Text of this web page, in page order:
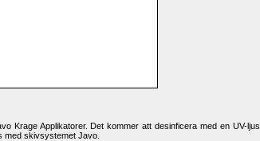
Krage Applikatorer. Det kommer att desinficera med en UV-ljus
med skivsystemet Javo.